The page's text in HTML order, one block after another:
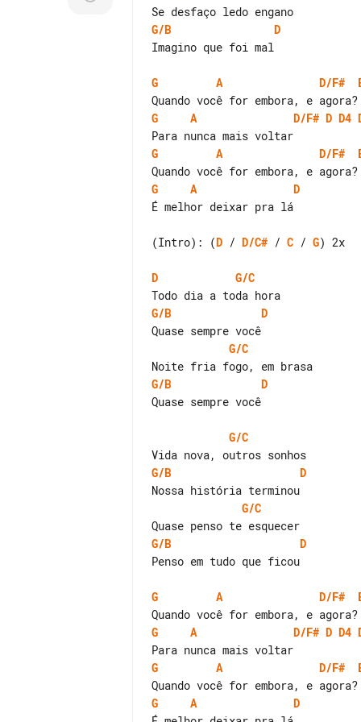
G/B
D
Imagino que foi mal
G A D/F#
G
A D/F# D D4
G
A D/F#
G
A
D
É melhor deixar pra lá
(Intro): (D / D/C# / C / G) 2x
D
G/C
G/B
D
G/C
G/B
D
Quase sempre você
G/C
G/B
D
G/C
G/B
D
Penso em tudo que ficou
G A D/F#
G
A D/F# D D4
G
A D/F#
G
A
D